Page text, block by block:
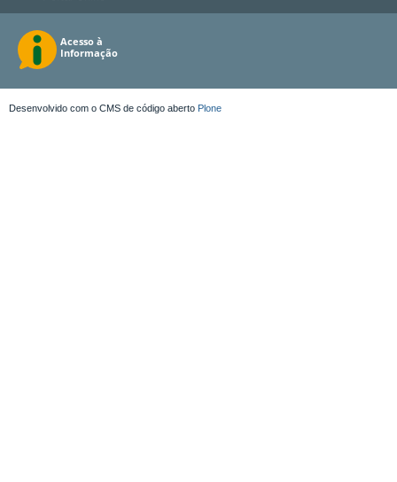
Desenvolvido com o CMS de código aberto Plone